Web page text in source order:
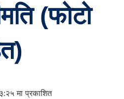
(फोटो
मा प्रकाशित